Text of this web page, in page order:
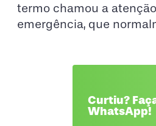
termo chamou a
emergência, que
Curtiu?
WhatsApp!